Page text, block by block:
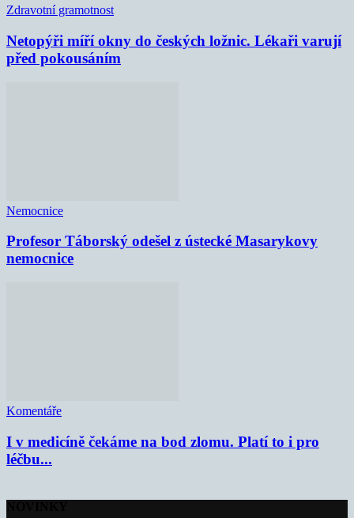
Zdravotní gramotnost
Netopýři míří okny do českých ložnic. Lékaři varují
před pokousáním
Nemocnice
Profesor Táborský odešel z ústecké Masarykovy
nemocnice
Komentáře
I v medicíně čekáme na bod zlomu. Platí to i pro
léčbu...